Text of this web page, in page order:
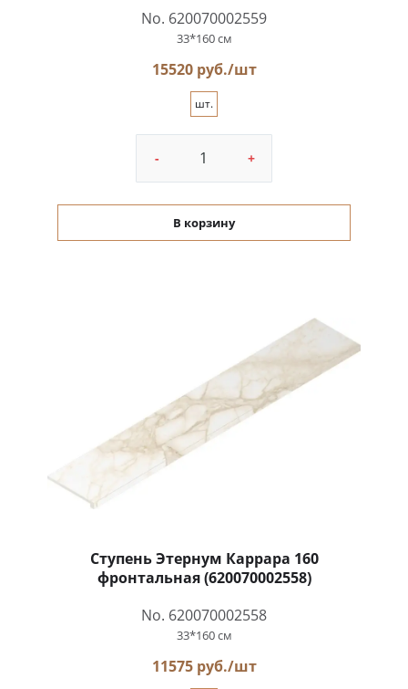
No. 620070002559
33*160 см
15520 руб./шт
шт.
- +
В корзину
Ступень Этернум Каррара 160
фронтальная (620070002558)
No. 620070002558
33*160 см
11575 руб./шт